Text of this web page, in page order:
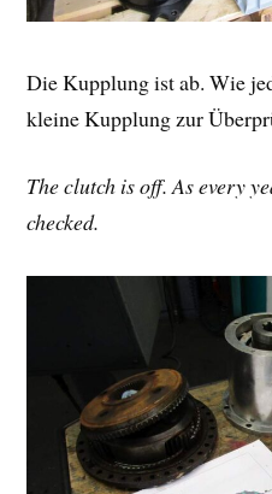
Die Kupplung ist ab. Wie
kleine Kupplung zur
The clutch is off. As every
checked.